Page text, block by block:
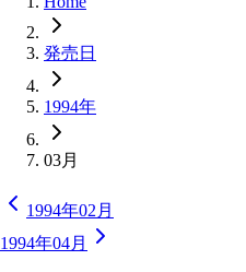
発売日
1994年
03月
1994年02月
1994年04月